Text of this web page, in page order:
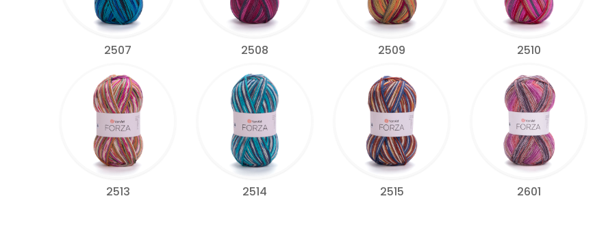
2507 2508 2509 2510
2513 2514 2515 2601